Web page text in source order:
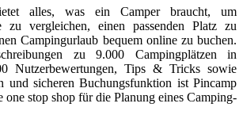
alles, was ein Camper braucht, um
zu vergleichen, einen passenden Platz zu
Campingurlaub bequem online zu buchen.
zu 9.000 Campingplätzen in
Nutzerbewertungen, Tips & Tricks sowie
und sicheren Buchungsfunktion ist Pincamp
one stop shop für die Planung eines Camping-